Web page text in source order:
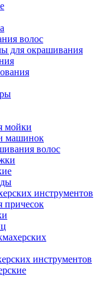
волос
для окрашивания
мойки
машинок
волос
инструментов
причесок
инструментов